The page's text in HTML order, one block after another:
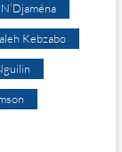
N’Djaména
Kebzabo